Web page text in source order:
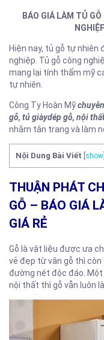
BÁO GIÁ LÀM TỦ
Hiện nay, tủ gỗ tự
nghiệp. Tủ gỗ công
mang lại tính thẩm mỹ
tự nhiên.
Công Ty Hoàn Mỹ
gỗ, tủ giàydép gỗ, nội
nhằm tân trang và làm
Nội Dung Bài Viết show
THUẬN PHÁT
GỖ – BÁO GIÁ
GIÁ RẺ
Gỗ là vật liệu được ưa
vẻ đẹp từ vân gỗ thì còn
đường nét độc đáo. Một
nội thất thì gỗ vẫn luôn